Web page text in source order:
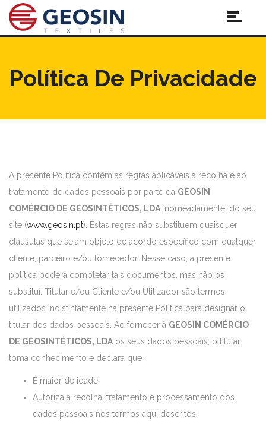
Política De Privacidade
A presente Política contém as regras aplicáveis à recolha e ao
tratamento de dados pessoais por parte da GEOSIN
COMÉRCIO DE GEOSINTÉTICOS, LDA , nomeadamente, do seu
site (www.geosin.pt). Estas regras não substituem quaisquer
cláusulas que sejam objeto de acordo específico com qualquer
cliente, parceiro e/ou fornecedor. Nesse caso, a presente
política poderá completar tais documentos, mas não os
substituí. Titular e/ou Cliente e/ou Utilizador são termos
utilizados indistintamente na presente Política para designar o
titular dos dados pessoais. Ao fornecer à GEOSIN COMÉRCIO
DE GEOSINTÉTICOS, LDA os seus dados pessoais, o titular
toma conhecimento e declara que:
É maior de idade;
Autoriza a recolha, tratamento e processamento dos
dados pessoais nos termos aqui descritos.